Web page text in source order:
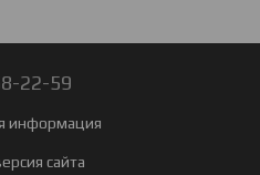
22-59
информация
сайта